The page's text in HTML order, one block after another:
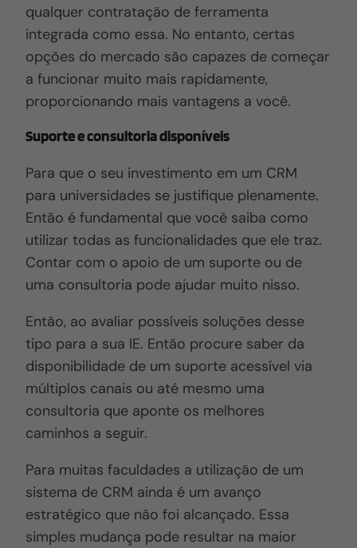
qualquer contratação de ferramenta
integrada como essa. No entanto, certas
opções do mercado são capazes de começar
a funcionar muito mais rapidamente,
proporcionando mais vantagens a você.
Suporte e consultoria disponíveis
Para que o seu investimento em um CRM
para universidades se justifique plenamente.
Então é fundamental que você saiba como
utilizar todas as funcionalidades que ele traz.
Contar com o apoio de um suporte ou de
uma consultoria pode ajudar muito nisso.
Então, ao avaliar possíveis soluções desse
tipo para a sua IE. Então procure saber da
disponibilidade de um suporte acessível via
múltiplos canais ou até mesmo uma
consultoria que aponte os melhores
caminhos a seguir.
Para muitas faculdades a utilização de um
sistema de CRM ainda é um avanço
estratégico que não foi alcançado. Essa
simples mudança pode resultar na maior